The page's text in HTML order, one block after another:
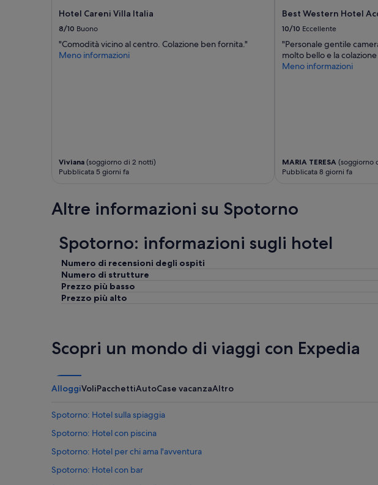
Hotel Careni Villa Italia
8/10 Buono
"Comodità vicino al centro. Colazione ben fornita."
Meno informazioni
Viviana (soggiorno di 2 notti)
Pubblicata 5 giorni fa
Best Western Hotel
10/10 Eccellente
"Personale gentile
molto bello e la
Meno informazioni
MARIA TERESA (soggiorno
Pubblicata 8 giorni fa
Altre informazioni su Spotorno
Spotorno: informazioni sugli hotel
Numero di recensioni degli ospiti
Numero di strutture
Prezzo più basso
Prezzo più alto
Scopri un mondo di viaggi con Expedia
AlloggiVoliPacchettiAutoCase vacanzaAltro
Spotorno: Hotel sulla spiaggia
Spotorno: Hotel con piscina
Spotorno: Hotel per chi ama l'avventura
Spotorno: Hotel con bar